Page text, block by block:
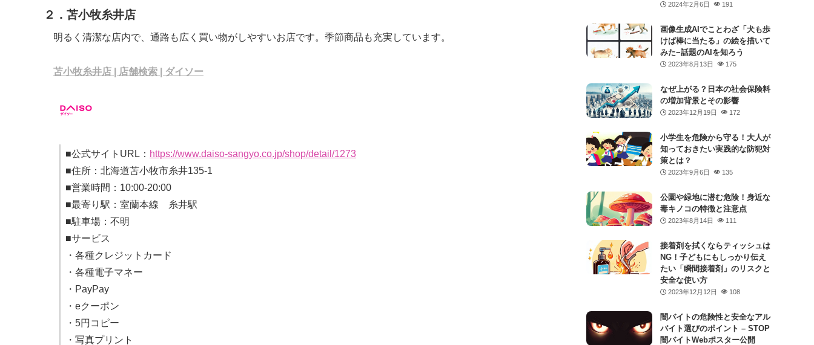
２．苫小牧糸井店
明るく清潔な店内で、通路も広く買い物がしやすいお店です。季節商品も充実しています。
苫小牧糸井店 | 店舗検索 | ダイソー
■公式サイトURL： https://www.daiso-sangyo.co.jp/shop/detail/1273
■住所：北海道苫小牧市糸井135-1
■営業時間：10:00-20:00
■最寄り駅：室蘭本線 糸井駅
■駐車場：不明
■サービス
・各種クレジットカード
・各種電子マネー
・PayPay
・eクーポン
・5円コピー
・写真プリント
2024年2月6日 191
画像生成AIでことわざ「犬も歩
けば棒に当たる」の絵を描いて
みた−話題のAIを知ろう
2023年8月13日 175
なぜ上がる？日本の社会保険料
の増加背景とその影響
2023年12月19日 172
小学生を危険から守る！大人が
知っておきたい実践的な防犯対
策とは？
2023年9月6日 135
公園や緑地に潜む危険！身近な
毒キノコの特徴と注意点
2023年8月14日 111
接着剤を拭くならティッシュは
NG！子どもにもしっかり伝え
たい「瞬間接着剤」のリスクと
安全な使い方
2023年12月12日 108
闇バイトの危険性と安全なアル
バイト選びのポイント – STOP
闇バイトWebポスター公開